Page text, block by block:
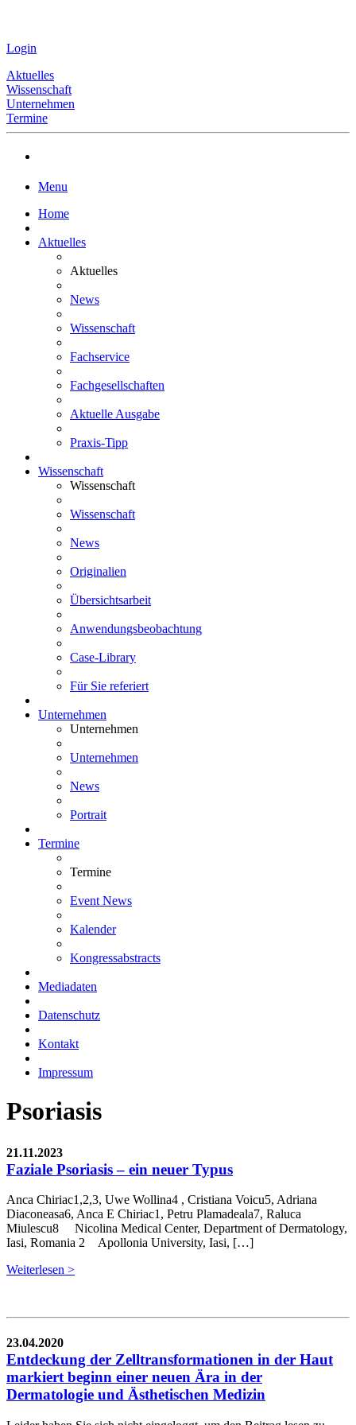
Login
Aktuelles
Wissenschaft
Unternehmen
Termine
Menu
Home
Aktuelles
Aktuelles
News
Wissenschaft
Fachservice
Fachgesellschaften
Aktuelle Ausgabe
Praxis-Tipp
Wissenschaft
Wissenschaft
Wissenschaft
News
Originalien
Übersichtsarbeit
Anwendungsbeobachtung
Case-Library
Für Sie referiert
Unternehmen
Unternehmen
Unternehmen
News
Portrait
Termine
Termine
Event News
Kalender
Kongressabstracts
Mediadaten
Datenschutz
Kontakt
Impressum
Psoriasis
21.11.2023
Faziale Psoriasis – ein neuer Typus
Anca Chiriac1,2,3, Uwe Wollina4 , Cristiana Voicu5, Adriana
Diaconeasa6, Anca E Chiriac1, Petru Plamadeala7, Raluca
Miulescu8 Nicolina Medical Center, Department of Dermatology,
Iasi, Romania 2 Apollonia University, Iasi, […]
Weiterlesen >
23.04.2020
Entdeckung der Zelltransformationen in der Haut
markiert beginn einer neuen Ära in der
Dermatologie und Ästhetischen Medizin